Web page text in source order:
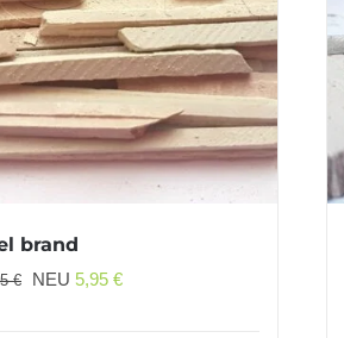
brand
€
Ursprünglicher
NEU 5,95 €Aktueller